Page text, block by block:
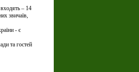
входять – 14
звичаїв,
- є
та гостей